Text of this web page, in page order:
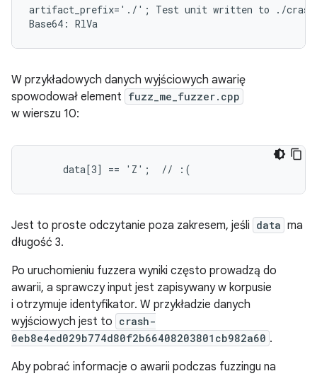
artifact_prefix='./'; Test unit written to ./crash-
W przykładowych danych wyjściowych awarię
spowodował element fuzz_me_fuzzer.cpp
w wierszu 10:
      data[3] == 'Z';  // :(
Jest to proste odczytanie poza zakresem, jeśli data ma
długość 3.
Po uruchomieniu fuzzera wyniki często prowadzą do
awarii, a sprawczy input jest zapisywany w korpusie
i otrzymuje identyfikator. W przykładzie danych
wyjściowych jest to crash-
0eb8e4ed029b774d80f2b66408203801cb982a60 .
Aby pobrać informacje o awarii podczas fuzzingu na